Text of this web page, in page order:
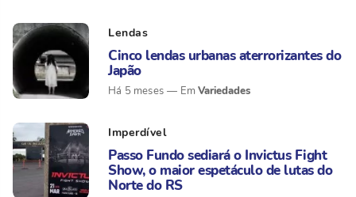
Lendas
Cinco lendas urbanas aterrorizantes do
Japão
Há 5 meses Variedades
Imperdível
Passo Fundo sediará o Invictus Fight
Show, o maior espetáculo de lutas do
Norte do RS